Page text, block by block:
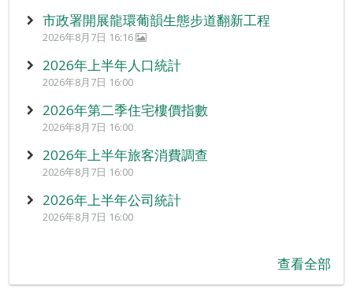
市政署開展龍環葡韻生態步道翻新工程
2026年8月7日 16:16
2026年上半年人口統計
2026年8月7日 16:00
2026年第二季住宅樓價指數
2026年8月7日 16:00
2026年上半年旅客消費調查
2026年8月7日 16:00
2026年上半年公司統計
2026年8月7日 16:00
查看全部